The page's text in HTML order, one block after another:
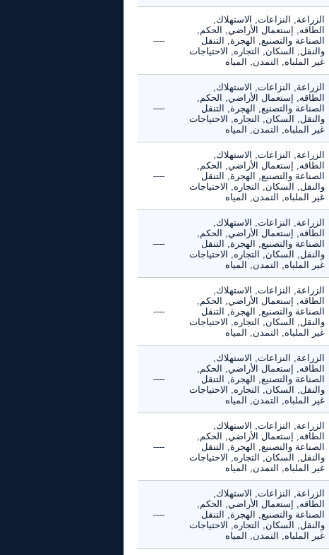
الزراعة, النزاعات, الاستهلاك,
الطاقه, إستعمال الأراضي, الحكم,
الصناعة والتصنيع, الهجرة, التنقل
والنقل, السكان, التجاره, الاحتياجات
غير الملباه, التمدن, المياه
----
الزراعة, النزاعات, الاستهلاك,
الطاقه, إستعمال الأراضي, الحكم,
الصناعة والتصنيع, الهجرة, التنقل
والنقل, السكان, التجاره, الاحتياجات
غير الملباه, التمدن, المياه
----
الزراعة, النزاعات, الاستهلاك,
الطاقه, إستعمال الأراضي, الحكم,
الصناعة والتصنيع, الهجرة, التنقل
والنقل, السكان, التجاره, الاحتياجات
غير الملباه, التمدن, المياه
----
الزراعة, النزاعات, الاستهلاك,
الطاقه, إستعمال الأراضي, الحكم,
الصناعة والتصنيع, الهجرة, التنقل
والنقل, السكان, التجاره, الاحتياجات
غير الملباه, التمدن, المياه
----
الزراعة, النزاعات, الاستهلاك,
الطاقه, إستعمال الأراضي, الحكم,
الصناعة والتصنيع, الهجرة, التنقل
والنقل, السكان, التجاره, الاحتياجات
غير الملباه, التمدن, المياه
----
الزراعة, النزاعات, الاستهلاك,
الطاقه, إستعمال الأراضي, الحكم,
الصناعة والتصنيع, الهجرة, التنقل
والنقل, السكان, التجاره, الاحتياجات
غير الملباه, التمدن, المياه
----
الزراعة, النزاعات, الاستهلاك,
الطاقه, إستعمال الأراضي, الحكم,
الصناعة والتصنيع, الهجرة, التنقل
والنقل, السكان, التجاره, الاحتياجات
غير الملباه, التمدن, المياه
----
الزراعة, النزاعات, الاستهلاك,
الطاقه, إستعمال الأراضي, الحكم,
الصناعة والتصنيع, الهجرة, التنقل
والنقل, السكان, التجاره, الاحتياجات
غير الملباه, التمدن, المياه
----